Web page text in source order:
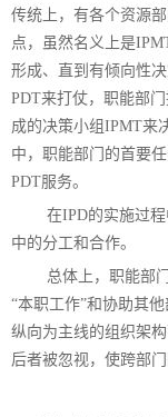
传统上，有各个资源
点，虽然名义上是
形成、直到有倾向性
PDT来打仗，职能部
成的决策小组IPMT来
中，职能部门的首要
PDT服务。
在IPD的实施过
中的分工和合作。
总体上，职能部
“本职工作”和协助其
纵向为主线的组织架
后者被忽视，使跨部门